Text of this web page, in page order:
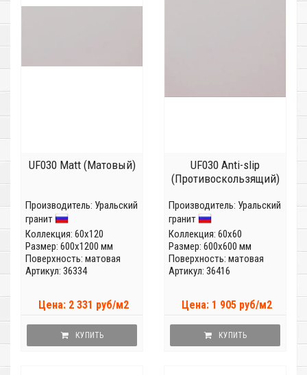
UF030 Matt (Матовый)
Производитель: Уральский
гранит
Коллекция: 60x120
Размер: 600x1200 мм
Поверхность: матовая
Артикул: 36334
Цена: 2 331 руб/м2
КУПИТЬ
UF030 Anti-slip
(Противоскользящий)
Производитель: Уральский
гранит
Коллекция: 60x60
Размер: 600x600 мм
Поверхность: матовая
Артикул: 36416
Цена: 1 905 руб/м2
КУПИТЬ